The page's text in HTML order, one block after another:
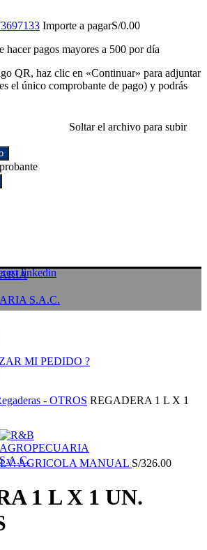
Importe a pagarS/0.00
hacer pagos mayores a 500 por día
QR, haz clic en «Continuar» para adjuntar
el único comprobante de pago) y podrás
Soltar el archivo para subir
linkedin
MI PEDIDO ?
- OTROS REGADERA 1 L X 1
AGRICOLA MANUAL S/326.00
1 L X 1 UN.